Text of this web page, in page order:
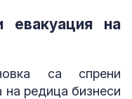
евакуация на
са спрени
на редица бизнеси